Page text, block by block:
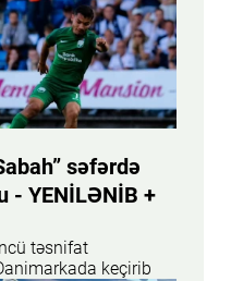
səfərdə
- YENİLƏNİB +
təsnifat
keçirib